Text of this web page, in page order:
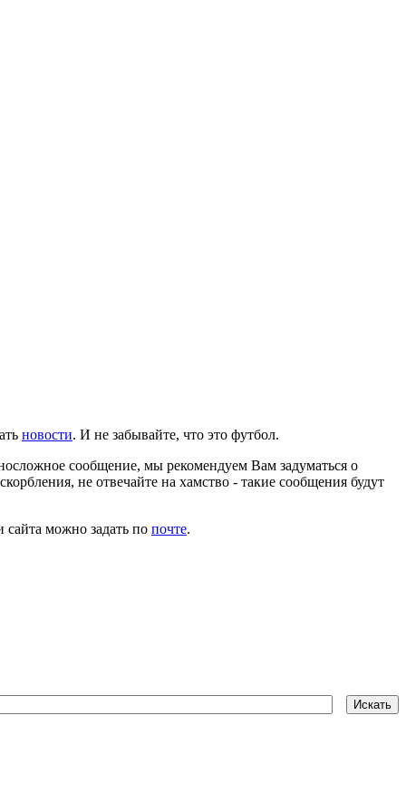
новости. И не забывайте, что это футбол.
сообщение, мы рекомендуем Вам задуматься о
не отвечайте на хамство - такие сообщения будут
можно задать по почте.